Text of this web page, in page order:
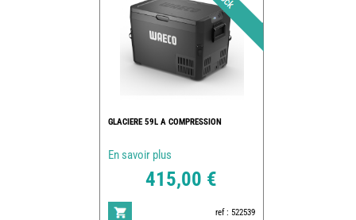
GLACIERE 59L A COMPRESSION
En savoir plus
415,00 €
ref : 522539